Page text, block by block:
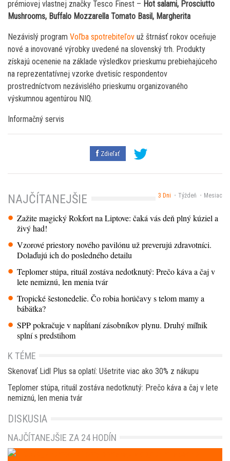
prémiovej vlastnej značky Tesco Finest – Hot salami, Prosciutto
Mushrooms, Buffalo Mozzarella Tomato Basil, Margherita
Nezávislý program Voľba spotrebiteľov už štrnásť rokov oceňuje
nové a inovované výrobky uvedené na slovenský trh. Produkty
získajú ocenenie na základe výsledkov prieskumu prebiehajúceho
na reprezentatívnej vzorke dvetisíc respondentov
prostredníctvom nezávislého prieskumu organizovaného
výskumnou agentúrou NIQ.
Informačný servis
Zdieľať
3 Dni Týždeň Mesiac
NAJČÍTANEJŠIE
Zažite magický Rokfort na Liptove: čaká vás deň plný kúziel a
živý had!
Vzorové priestory nového pavilónu už preverujú zdravotníci.
Dolaďujú ich do posledného detailu
Teplomer stúpa, rituál zostáva nedotknutý: Prečo káva a čaj v
lete nemiznú, len menia tvár
Tropické šestonedelie. Čo robia horúčavy s telom mamy a
bábätka?
SPP pokračuje v napĺňaní zásobníkov plynu. Druhý míľnik
splní s predstihom
K TÉME
Skenovať Lidl Plus sa oplatí: Ušetrite viac ako 30% z nákupu
Teplomer stúpa, rituál zostáva nedotknutý: Prečo káva a čaj v lete
nemiznú, len menia tvár
DISKUSIA
NAJČÍTANEJŠIE ZA 24 HODÍN